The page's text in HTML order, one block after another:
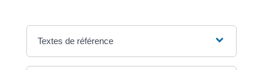
Textes de référence